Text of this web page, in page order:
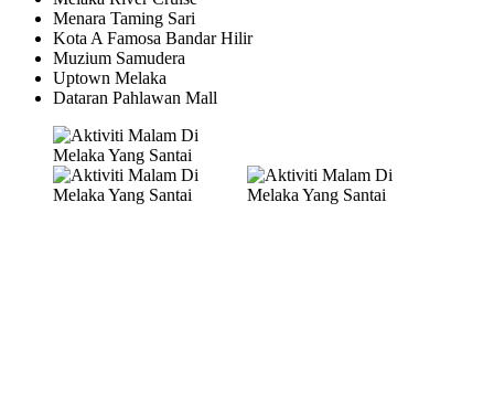
Menara Taming Sari
Kota A Famosa Bandar Hilir
Muzium Samudera
Uptown Melaka
Dataran Pahlawan Mall